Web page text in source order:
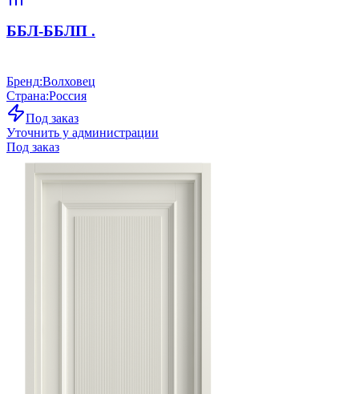
ББЛ-ББЛП .
Бренд:Волховец
Страна:Россия
Под заказ
Уточнить у администрации
Под заказ